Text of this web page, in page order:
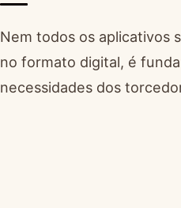
Nem todos os aplicativos
no formato digital, é
necessidades dos